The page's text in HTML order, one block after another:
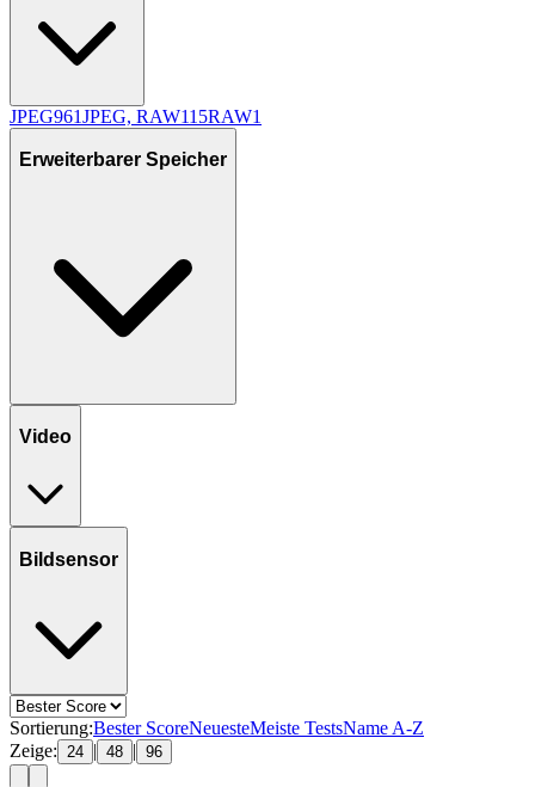
JPEG961JPEG, RAW115RAW1
Erweiterbarer Speicher
Video
Bildsensor
Sortierung:Bester ScoreNeuesteMeiste TestsName A-Z
Zeige: 24 | 48 | 96